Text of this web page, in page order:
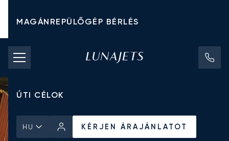
MAGÁNREPÜLŐGÉP BÉRLÉS
CHARTER ÁRAK
MAGÁNREPÜLŐGÉPEK
ÚTI CÉLOK
HU KÉRJEN ÁRAJÁNLATOT